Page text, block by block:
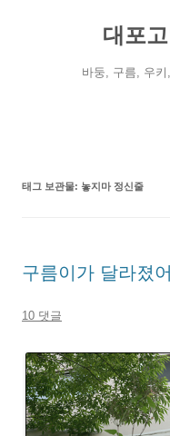
대포
바둥, 구름, 우
태그 보관물: 놓지마 정신줄
구름이가 달라졌
10 댓글